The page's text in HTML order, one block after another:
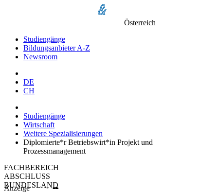
Österreich
Studiengänge
Bildungsanbieter A-Z
Newsroom
DE
CH
Studiengänge
Wirtschaft
Weitere Spezialisierungen
Diplomierte*r Betriebswirt*in Projekt und
Prozessmanagement
FACHBEREICH
ABSCHLUSS
BUNDESLAND
Anzeige